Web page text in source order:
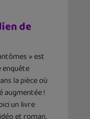
de
» est
enquête
la pièce où
augmentée !
un livre